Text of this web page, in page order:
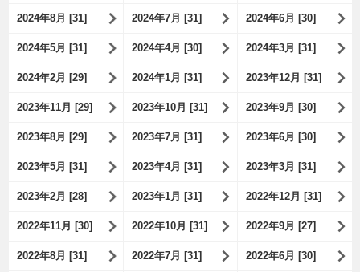
2024年8月 [31] 2024年7月 [31] 2024年6月 [30]
2024年5月 [31] 2024年4月 [30] 2024年3月 [31]
2024年2月 [29] 2024年1月 [31] 2023年12月 [31]
2023年11月 [29] 2023年10月 [31] 2023年9月 [30]
2023年8月 [29] 2023年7月 [31] 2023年6月 [30]
2023年5月 [31] 2023年4月 [31] 2023年3月 [31]
2023年2月 [28] 2023年1月 [31] 2022年12月 [31]
2022年11月 [30] 2022年10月 [31] 2022年9月 [27]
2022年8月 [31] 2022年7月 [31] 2022年6月 [30]